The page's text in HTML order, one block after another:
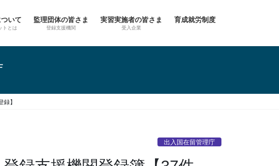
いて
トとは
監理団体の皆さま
登録支援機関
実習実施者の皆さま
受入企業
育成就労制度
】
出入国在留管理庁